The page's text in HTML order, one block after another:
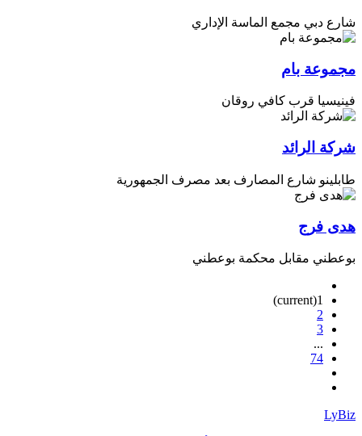
شارع دبي مجمع الماسة الإداري
مجموعة بام
فينيسيا قرب كافي روقان
شركة الرائد
طابلينو شارع المصارف بعد مصرف الجمهورية
هدى فرج
بوعطني مقابل محكمة بوعطني
1
(current)
2
3
...
74
LyBiz